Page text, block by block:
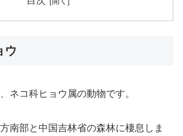
ウ
ネコ科ヒョウ属の動物です。
南部と中国吉林省の森林に棲息しま